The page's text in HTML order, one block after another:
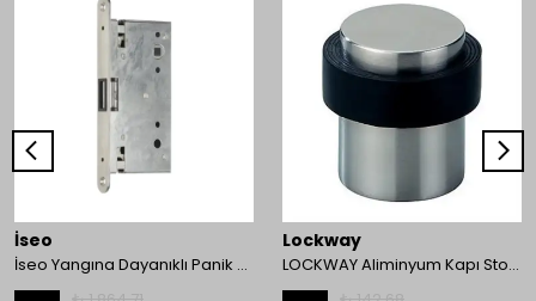
İseo
İseo Yangına Dayanıklı Panik Fonksiyonlu Pasif Kanat İçin Gömme Kilit
Lockway
LOCKWAY Aliminyum Kapı Stoperi